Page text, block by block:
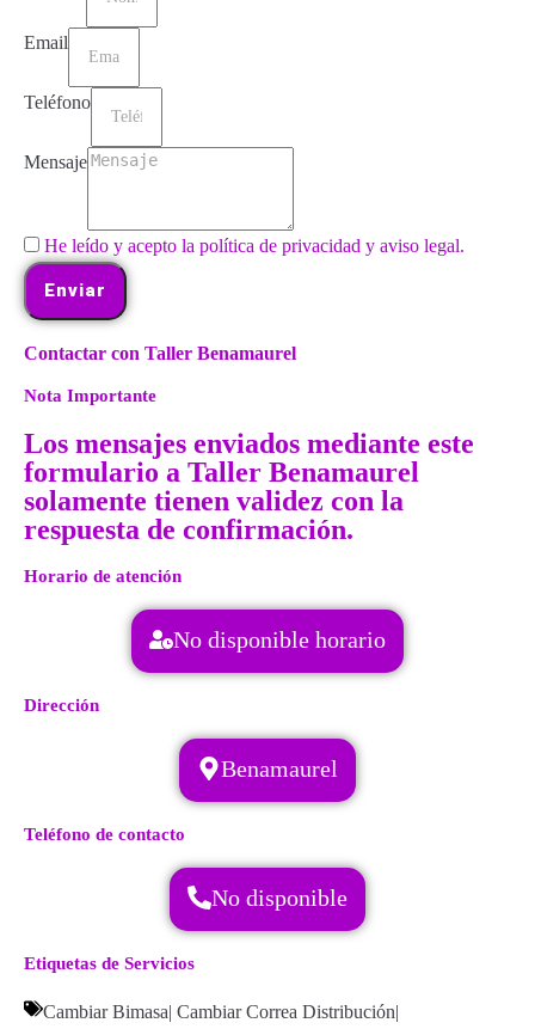
Email
Teléfono
Mensaje
He leído y acepto la política de privacidad y aviso legal.
Enviar
Contactar con Taller Benamaurel
Nota Importante
Los mensajes enviados mediante este
formulario a Taller Benamaurel
solamente tienen validez con la
respuesta de confirmación.
Horario de atención
No disponible horario
Dirección
Benamaurel
Teléfono de contacto
No disponible
Etiquetas de Servicios
Cambiar Bimasa| Cambiar Correa Distribución|